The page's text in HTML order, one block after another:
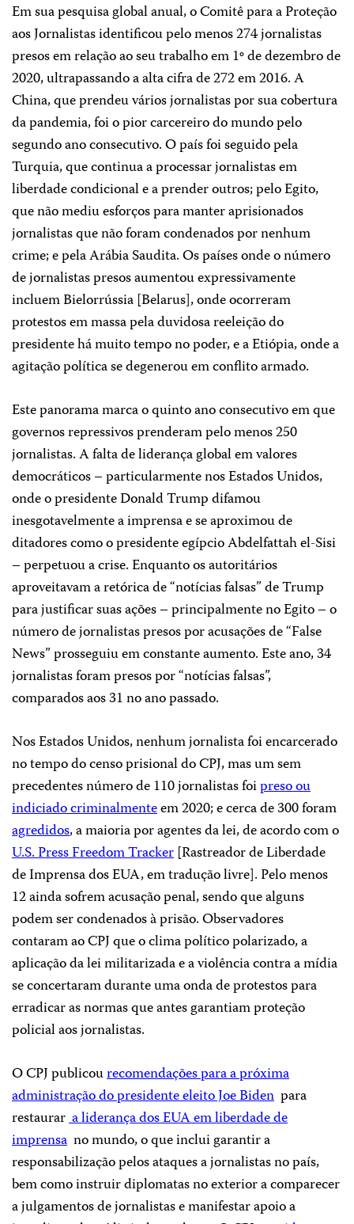
Em sua pesquisa global anual, o Comitê para a Proteção
aos Jornalistas identificou pelo menos 274 jornalistas
presos em relação ao seu trabalho em 1º de dezembro de
2020, ultrapassando a alta cifra de 272 em 2016. A
China, que prendeu vários jornalistas por sua cobertura
da pandemia, foi o pior carcereiro do mundo pelo
segundo ano consecutivo. O país foi seguido pela
Turquia, que continua a processar jornalistas em
liberdade condicional e a prender outros; pelo Egito,
que não mediu esforços para manter aprisionados
jornalistas que não foram condenados por nenhum
crime; e pela Arábia Saudita. Os países onde o número
de jornalistas presos aumentou expressivamente
incluem Bielorrússia [Belarus], onde ocorreram
protestos em massa pela duvidosa reeleição do
presidente há muito tempo no poder, e a Etiópia, onde a
agitação política se degenerou em conflito armado.
Este panorama marca o quinto ano consecutivo em que
governos repressivos prenderam pelo menos 250
jornalistas. A falta de liderança global em valores
democráticos – particularmente nos Estados Unidos,
onde o presidente Donald Trump difamou
inesgotavelmente a imprensa e se aproximou de
ditadores como o presidente egípcio Abdelfattah el-Sisi
– perpetuou a crise. Enquanto os autoritários
aproveitavam a retórica de “notícias falsas” de Trump
para justificar suas ações – principalmente no Egito – o
número de jornalistas presos por acusações de “False
News” prosseguiu em constante aumento. Este ano, 34
jornalistas foram presos por “notícias falsas”,
comparados aos 31 no ano passado.
Nos Estados Unidos, nenhum jornalista foi encarcerado
no tempo do censo prisional do CPJ, mas um sem
precedentes número de 110 jornalistas foipreso ou
indiciado ​​criminalmenteem 2020; e cerca de 300 foram
agredidos, a maioria por agentes da lei, de acordo com o
U.S. Press Freedom Tracker [Rastreador de Liberdade
de Imprensa dos EUA, em tradução livre]. Pelo menos
12 ainda sofrem acusação penal, sendo que alguns
podem ser condenados à prisão. Observadores
contaram ao CPJ que o clima político polarizado, a
aplicação da lei militarizada e a violência contra a mídia
se concertaram durante uma onda de protestos para
erradicar as normas que antes garantiam proteção
policial aos jornalistas.
O CPJ publicourecomendações para a próxima
administração do presidente eleito Joe Biden para
restaurara liderança dos EUA em liberdade de
imprensa no mundo, o que inclui garantir a
responsabilização pelos ataques a jornalistas no país,
bem como instruir diplomatas no exterior a comparecer
a julgamentos de jornalistas e manifestar apoio a